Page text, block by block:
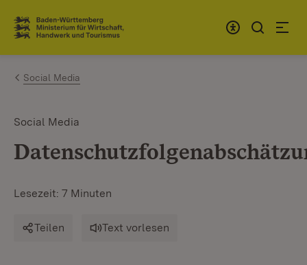
Zum Inhalt springen
Link zur Startseite
Social Media
Social Media
Lesezeit: 7 Minuten
Teilen Text vorlesen